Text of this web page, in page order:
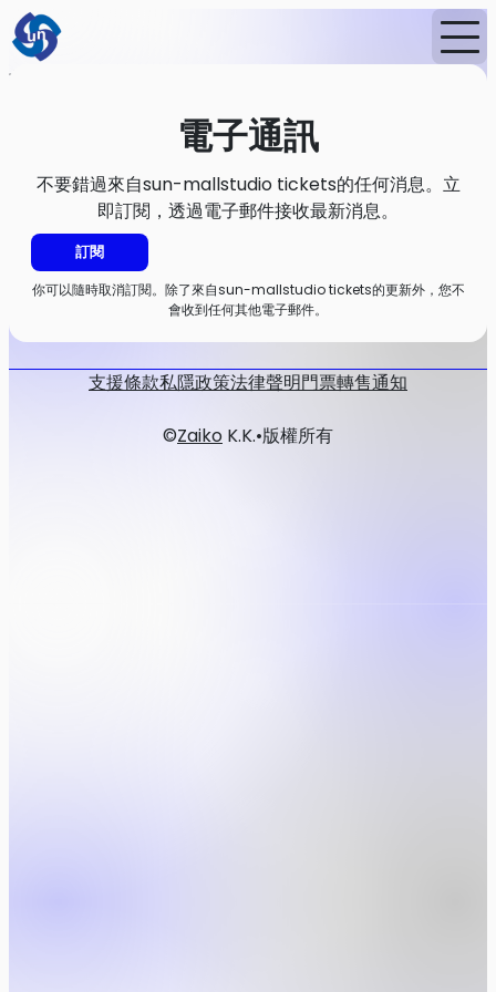
首頁
電子通訊
不要錯過來自sun-mallstudio tickets的任何消息。立
即訂閱，透過電子郵件接收最新消息。
訂閱
你可以隨時取消訂閱。除了來自sun-mallstudio tickets的更新外，您不
會收到任何其他電子郵件。
支援條款私隱政策法律聲明門票轉售通知
©Zaiko K.K.•版權所有